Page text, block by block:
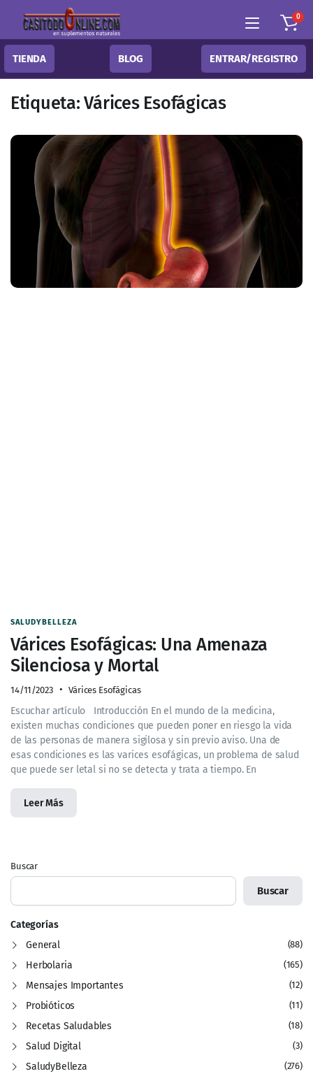
0
TIENDA BLOG ENTRAR/REGISTRO
Etiqueta:Várices Esofágicas
SALUDYBELLEZA
Várices Esofágicas: Una Amenaza
Silenciosa y Mortal
14/11/2023 Várices Esofágicas
Escuchar artículo Introducción En el mundo de la medicina,
existen muchas condiciones que pueden poner en riesgo la vida
de las personas de manera sigilosa y sin previo aviso. Una de
esas condiciones es las varices esofágicas, un problema de salud
que puede ser letal si no se detecta y trata a tiempo. En
Leer Más
Buscar
Buscar
Categorías
General
(88)
Herbolaria (165)
Mensajes Importantes (12)
Probióticos (11)
Recetas Saludables (18)
Salud Digital (3)
SaludyBelleza (276)